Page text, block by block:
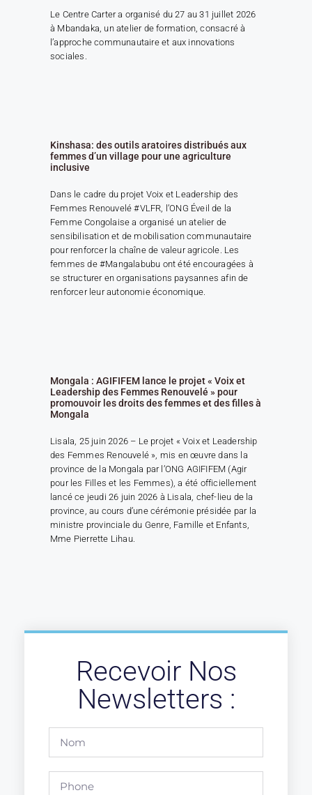
Le Centre Carter a organisé du 27 au 31 juillet 2026
à Mbandaka, un atelier de formation, consacré à
l’approche communautaire et aux innovations
sociales.
Kinshasa: des outils aratoires distribués aux
femmes d’un village pour une agriculture
inclusive
Dans le cadre du projet Voix et Leadership des
Femmes Renouvelé #VLFR, l’ONG Éveil de la
Femme Congolaise a organisé un atelier de
sensibilisation et de mobilisation communautaire
pour renforcer la chaîne de valeur agricole. Les
femmes de #Mangalabubu ont été encouragées à
se structurer en organisations paysannes afin de
renforcer leur autonomie économique.
Mongala : AGIFIFEM lance le projet « Voix et
Leadership des Femmes Renouvelé » pour
promouvoir les droits des femmes et des filles à
Mongala
Lisala, 25 juin 2026 – Le projet « Voix et Leadership
des Femmes Renouvelé », mis en œuvre dans la
province de la Mongala par l’ONG AGIFIFEM (Agir
pour les Filles et les Femmes), a été officiellement
lancé ce jeudi 26 juin 2026 à Lisala, chef-lieu de la
province, au cours d’une cérémonie présidée par la
ministre provinciale du Genre, Famille et Enfants,
Mme Pierrette Lihau.
Recevoir Nos
Newsletters :